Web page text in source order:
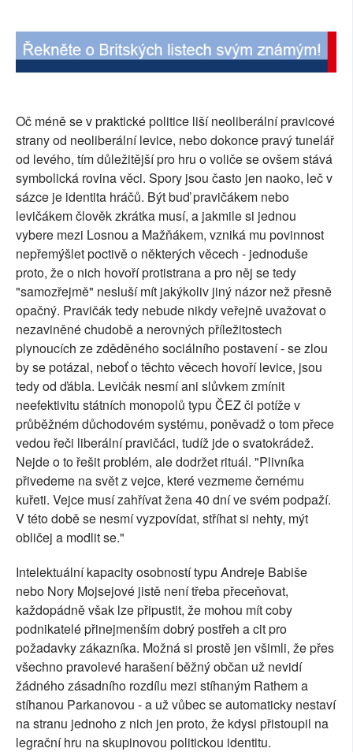
Oč méně se v praktické politice liší neoliberální pravicové
strany od neoliberální levice, nebo dokonce pravý tunelář
od levého, tím důležitější pro hru o voliče se ovšem stává
symbolická rovina věci. Spory jsou často jen naoko, leč v
sázce je identita hráčů. Být buď pravičákem nebo
levičákem člověk zkrátka musí, a jakmile si jednou
vybere mezi Losnou a Mažňákem, vzniká mu povinnost
nepřemýšlet poctivě o některých věcech - jednoduše
proto, že o nich hovoří protistrana a pro něj se tedy
"samozřejmě" nesluší mít jakýkoliv jiný názor než přesně
opačný. Pravičák tedy nebude nikdy veřejně uvažovat o
nezaviněné chudobě a nerovných příležitostech
plynoucích ze zděděného sociálního postavení - se zlou
by se potázal, neboť o těchto věcech hovoří levice, jsou
tedy od ďábla. Levičák nesmí ani slůvkem zmínit
neefektivitu státních monopolů typu ČEZ či potíže v
průběžném důchodovém systému, poněvadž o tom přece
vedou řeči liberální pravičáci, tudíž jde o svatokrádež.
Nejde o to řešit problém, ale dodržet rituál. "Plivníka
přivedeme na svět z vejce, které vezmeme černému
kuřeti. Vejce musí zahřívat žena 40 dní ve svém podpaží.
V této době se nesmí vyzpovídat, stříhat si nehty, mýt
obličej a modlit se."
Intelektuální kapacity osobností typu Andreje Babiše
nebo Nory Mojsejové jistě není třeba přeceňovat,
každopádně však lze připustit, že mohou mít coby
podnikatelé přinejmenším dobrý postřeh a cit pro
požadavky zákazníka. Možná si prostě jen všimli, že přes
všechno pravolevé harašení běžný občan už nevidí
žádného zásadního rozdílu mezi stíhaným Rathem a
stíhanou Parkanovou - a už vůbec se automaticky nestaví
na stranu jednoho z nich jen proto, že kdysi přistoupil na
legrační hru na skupinovou politickou identitu.